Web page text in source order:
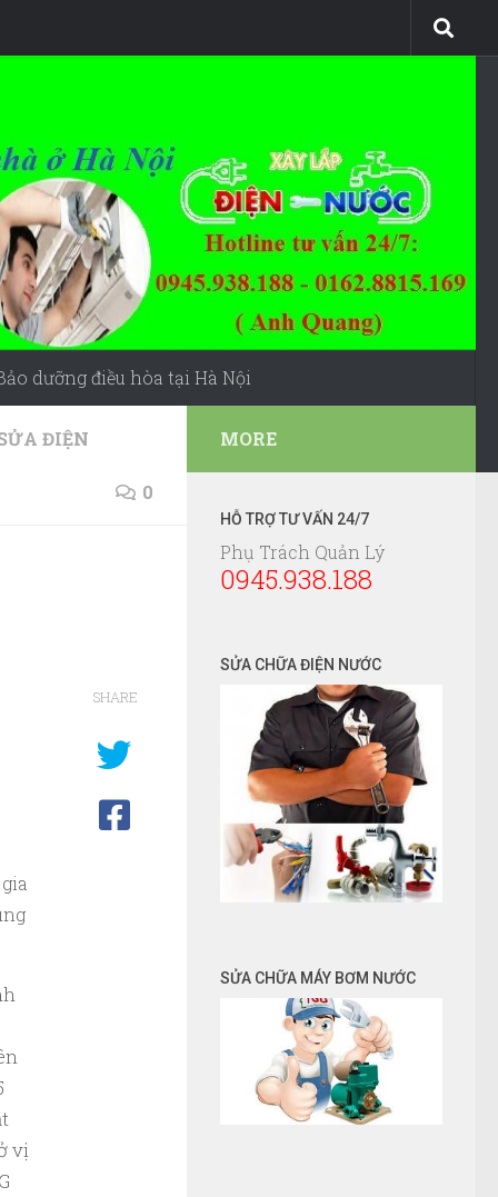
dưỡng điều hòa tại Hà Nội
ĐIỆN
0
vị
SHARE
MORE
HỖ TRỢ TƯ VẤN 24/7
Phụ Trách Quản Lý
0945.938.188
SỬA CHỮA ĐIỆN NƯỚC
SỬA CHỮA MÁY BƠM NƯỚC